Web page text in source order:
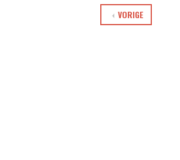
VORIGE